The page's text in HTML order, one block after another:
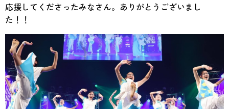
応援してくださったみなさん。ありがとうございまし
た！！